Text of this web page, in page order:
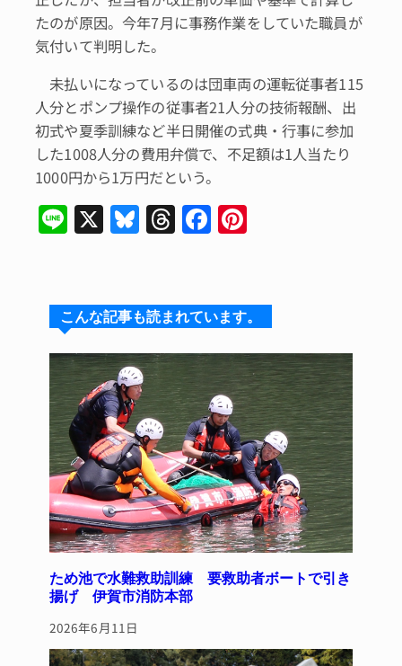
たのが原因。今年7月に事務作業をしていた職員が
気付いて判明した。
未払いになっているのは団車両の運転従事者115
人分とポンプ操作の従事者21人分の技術報酬、出
初式や夏季訓練など半日開催の式典・行事に参加
した1008人分の費用弁償で、不足額は1人当たり
1000円から1万円だという。
Li
n
X Bl
u
s
k
y
T
hr
a
d
s
F
a
e
b
o
o
k
re
st
こんな記事も読まれています。
ため池で水難救助訓練 要救助者ボートで引き
揚げ 伊賀市消防本部
2026年6月11日